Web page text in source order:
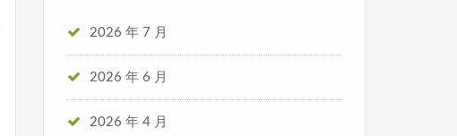
2026 年 7 月
2026 年 6 月
2026 年 4 月